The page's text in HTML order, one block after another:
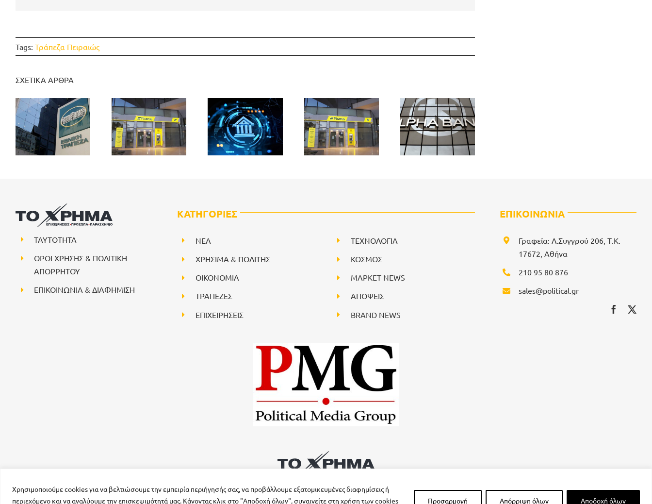
Χρησιμοποιούμε cookies για να βελτιώσουμε την εμπειρία περιήγησής σας, να προβάλλουμε εξατομικευμένες διαφημίσεις ή
περιεχόμενο και να αναλύουμε την επισκεψιμότητά μας. Κάνοντας κλικ στο "Αποδοχή όλων", συναινείτε στη χρήση των cookies
Προσαρμογή Απόρριψη όλων Αποδοχή όλων
Tags: Τράπεζα Πειραιώς
ΣΧΕΤΙΚΑ ΑΡΘΡΑ
ΤΑΥΤΟΤΗΤΑ
ΟΡΟΙ ΧΡΗΣΗΣ & ΠΟΛΙΤΙΚΗ
ΑΠΟΡΡΗΤΟΥ
ΕΠΙΚΟΙΝΩΝΙΑ & ΔΙΑΦΗΜΙΣΗ
ΚΑΤΗΓΟΡΙΕΣ
NEA
ΧΡΗΣΙΜΑ & ΠΟΛΙΤΗΣ
ΟΙΚΟΝΟΜΙΑ
ΤΡΑΠΕΖΕΣ
ΕΠΙΧΕΙΡΗΣΕΙΣ
ΤΕΧΝΟΛΟΓΙΑ
ΚΟΣΜΟΣ
ΜΑΡΚΕΤ NEWS
ΑΠΟΨΕΙΣ
BRAND NEWS
ΕΠΙΚΟΙΝΩΝΙΑ
Γραφεία: Λ.Συγγρού 206, Τ.Κ.
17672, Αθήνα
210 95 80 876
sales@political.gr